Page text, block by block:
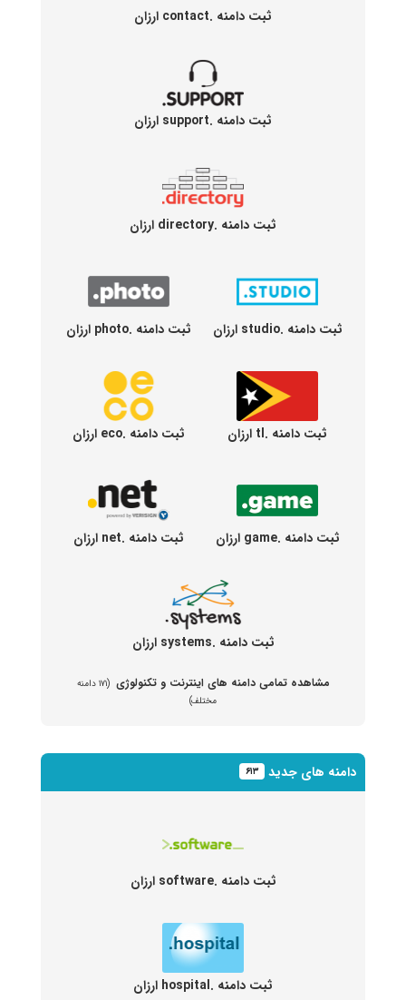
ثبت دامنه .contact ارزان
ثبت دامنه .support ارزان
ثبت دامنه .directory ارزان
ثبت دامنه .studio ارزان ثبت دامنه .photo ارزان
ثبت دامنه .tl ارزان ثبت دامنه .eco ارزان
ثبت دامنه .game ارزان ثبت دامنه .net ارزان
ثبت دامنه .systems ارزان
مشاهده تمامی دامنه های اینترنت و تکنولوژی
(۱۷۱ دامنه
مختلف)
دامنه های جدید ۶۱۳
ثبت دامنه .software ارزان
ثبت دامنه .hospital ارزان